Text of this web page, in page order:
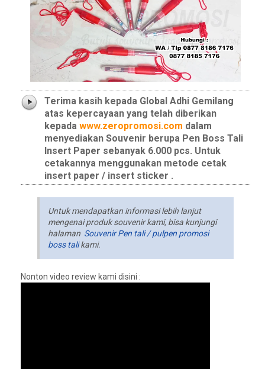
Terima kasih kepada Global Adhi Gemilang
atas kepercayaan yang telah diberikan
kepada www.zeropromosi.com dalam
menyediakan Souvenir berupa Pen Boss Tali
Insert Paper sebanyak 6.000 pcs. Untuk
cetakannya menggunakan metode cetak
insert paper / insert sticker .
Untuk mendapatkan informasi lebih lanjut
mengenai produk souvenir kami, bisa kunjungi
halaman Souvenir Pen tali / pulpen promosi
boss talikami.
Nonton video review kami disini :